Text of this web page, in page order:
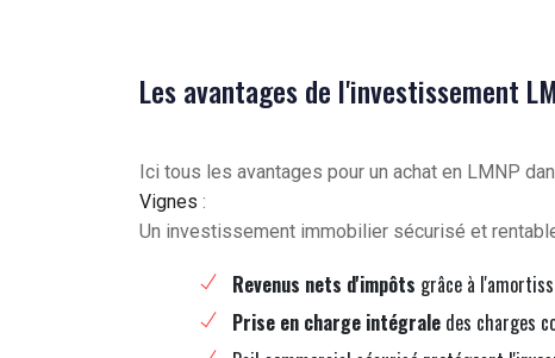
Les avantages de l'investissement
Ici tous les avantages pour un achat en LMNP
Vignes :
Un investissement immobilier sécurisé et
Revenus nets d'impôts grâce à
Prise en charge intégrale des charges